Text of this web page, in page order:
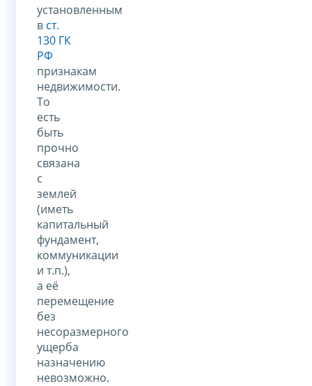
установленным
в ст.
130 ГК
РФ
признакам
недвижимости.
То
есть
быть
прочно
связана
с
землей
(иметь
капитальный
фундамент,
коммуникации
и т.п.),
а её
перемещение
без
несоразмерного
ущерба
назначению
невозможно.